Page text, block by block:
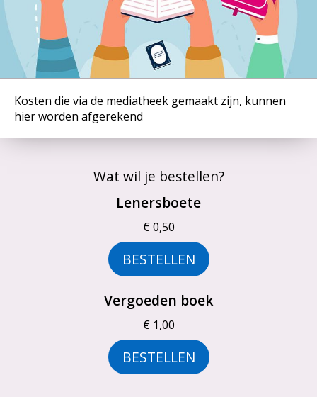
Kosten die via de mediatheek gemaakt zijn, kunnen
hier worden afgerekend
Wat wil je bestellen?
Lenersboete
€ 0,50
BESTELLEN
Vergoeden boek
€ 1,00
BESTELLEN